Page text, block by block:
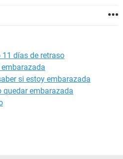
días de retraso
si estoy embarazada
embarazada